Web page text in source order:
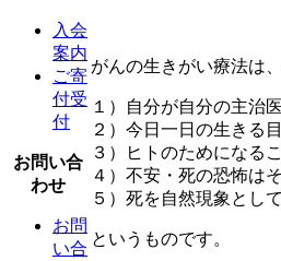
入会
案内
ご寄
付受
付
お問い合
わせ
お問
い合
がんの生きがい療法は
１）自分が自分の主治
２）今日一日の生きる
３）ヒトのためになる
４）不安・死の恐怖は
５）死を自然現象とし
というものです。